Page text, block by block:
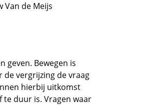
Van de Meijs
geven. Bewegen is
vergrijzing de vraag
hierbij uitkomst
duur is. Vragen waar